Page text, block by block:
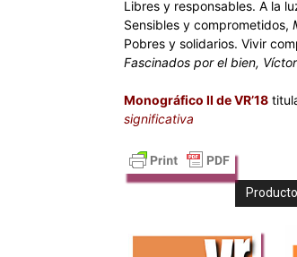
Libres y responsables. A la
Sensibles y comprometidos,
Pobres y solidarios. Vivir
Fascinados por el bien,
Monográfico II de VR’18
significativa